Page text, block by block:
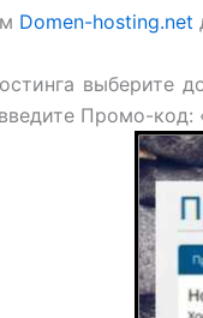
Domen-hosting.net
выберите
Промо-код: